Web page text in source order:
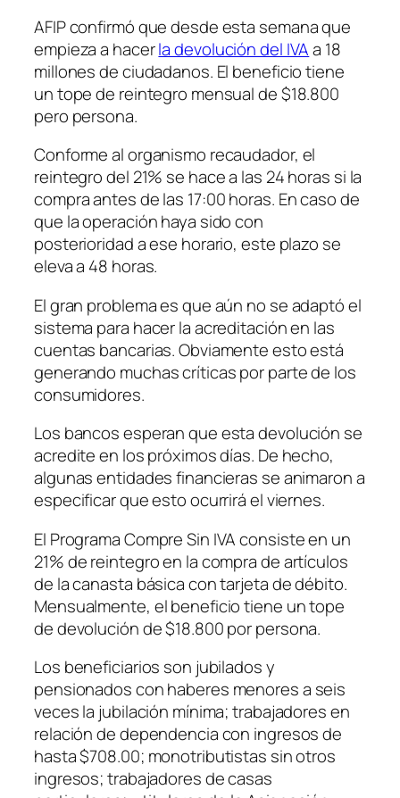
AFIP confirmó que desde esta semana que
empieza a hacerla devolución del IVAa 18
millones de ciudadanos. El beneficio tiene
un tope de reintegro mensual de $18.800
pero persona.
Conforme al organismo recaudador, el
reintegro del 21% se hace a las 24 horas si la
compra antes de las 17:00 horas. En caso de
que la operación haya sido con
posterioridad a ese horario, este plazo se
eleva a 48 horas.
El gran problema es que aún no se adaptó el
sistema para hacer la acreditación en las
cuentas bancarias. Obviamente esto está
generando muchas críticas por parte de los
consumidores.
Los bancos esperan que esta devolución se
acredite en los próximos días. De hecho,
algunas entidades financieras se animaron a
especificar que esto ocurrirá el viernes.
El Programa Compre Sin IVA consiste en un
21% de reintegro en la compra de artículos
de la canasta básica con tarjeta de débito.
Mensualmente, el beneficio tiene un tope
de devolución de $18.800 por persona.
Los beneficiarios son jubilados y
pensionados con haberes menores a seis
veces la jubilación mínima; trabajadores en
relación de dependencia con ingresos de
hasta $708.00; monotributistas sin otros
ingresos; trabajadores de casas